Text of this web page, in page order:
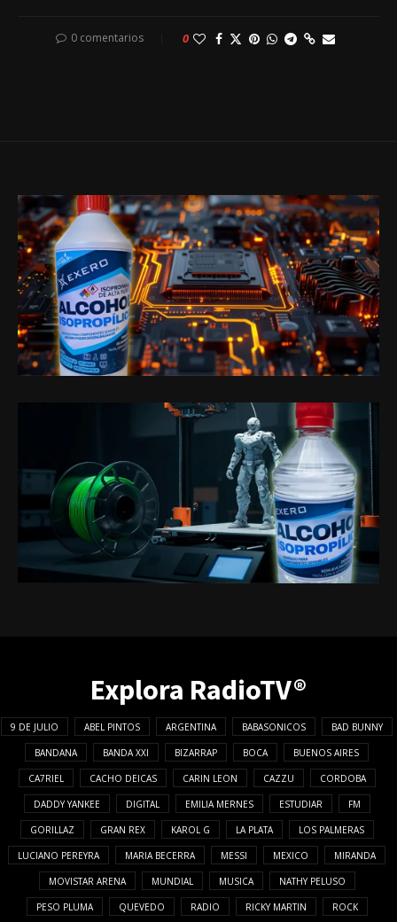
0 comentarios 0
Explora RadioTV®
9 DE JULIO ABEL PINTOS ARGENTINA BABASONICOS BAD BUNNY
BANDANA BANDA XXI BIZARRAP BOCA BUENOS AIRES
CA7RIEL CACHO DEICAS CARIN LEON CAZZU CORDOBA
DADDY YANKEE DIGITAL EMILIA MERNES ESTUDIAR FM
GORILLAZ GRAN REX KAROL G LA PLATA LOS PALMERAS
LUCIANO PEREYRA MARIA BECERRA MESSI MEXICO MIRANDA
MOVISTAR ARENA MUNDIAL MUSICA NATHY PELUSO
PESO PLUMA QUEVEDO RADIO RICKY MARTIN ROCK